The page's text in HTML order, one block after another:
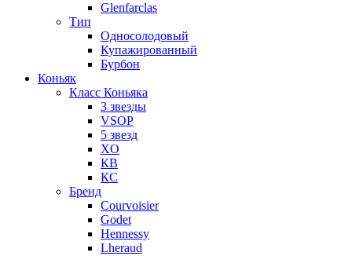
Glenfarclas
Тип
Односолодовый
Купажированный
Бурбон
Коньяк
Класс Коньяка
3 звезды
VSOP
5 звезд
XO
КВ
КС
Бренд
Courvoisier
Godet
Hennessy
Lheraud